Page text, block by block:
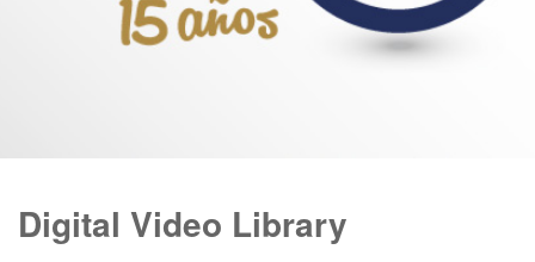
Digital Video Library